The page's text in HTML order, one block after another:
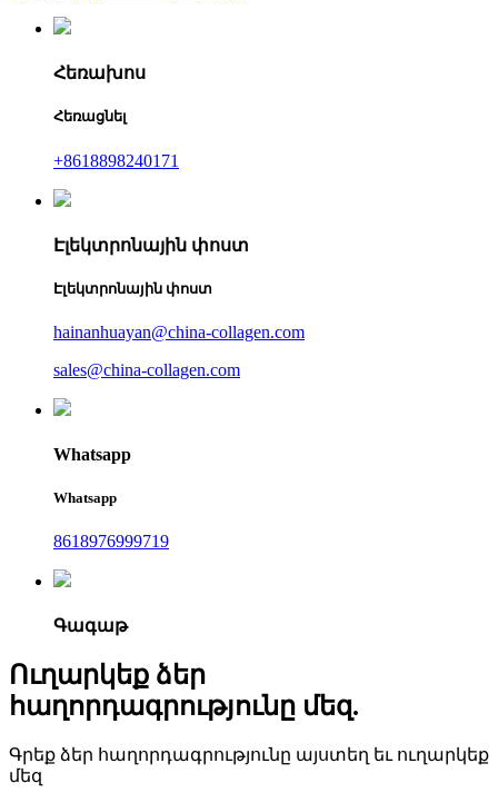
Հեռախոս
Հեռացնել
+8618898240171
Էլեկտրոնային փոստ
Էլեկտրոնային փոստ
hainanhuayan@china-collagen.com
sales@china-collagen.com
Whatsapp
Whatsapp
8618976999719
Գագաթ
Ուղարկեք ձեր
հաղորդագրությունը մեզ.
Գրեք ձեր հաղորդագրությունը այստեղ եւ ուղարկեք
մեզ